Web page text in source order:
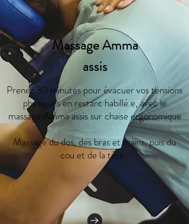
Massage Amma
assis
Prenez 30 minutes pour évacuer vos tensions
physiques en restant habillé.e, avec le
massage Amma assis sur chaise ergonomique
.
Massage du dos, des bras et mains, puis du
cou et de la tête .